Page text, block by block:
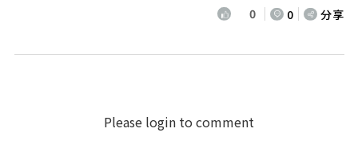
0 0 分享
Please login to comment